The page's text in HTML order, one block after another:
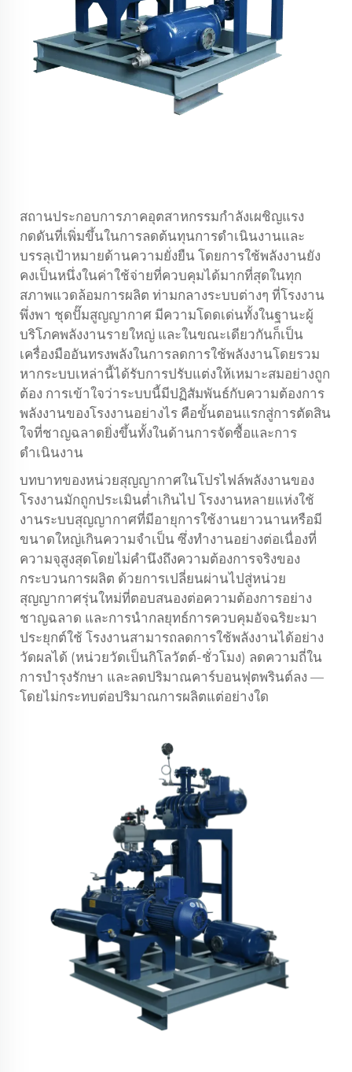
สถานประกอบการภาคอุตสาหกรรมกำลังเผชิญแรง
กดดันที่เพิ่มขึ้นในการลดต้นทุนการดำเนินงานและ
บรรลุเป้าหมายด้านความยั่งยืน โดยการใช้พลังงานยัง
คงเป็นหนึ่งในค่าใช้จ่ายที่ควบคุมได้มากที่สุดในทุก
สภาพแวดล้อมการผลิต ท่ามกลางระบบต่างๆ ที่โรงงาน
พึ่งพา ชุดปั๊มสูญญากาศ มีความโดดเด่นทั้งในฐานะผู้
บริโภคพลังงานรายใหญ่ และในขณะเดียวกันก็เป็น
เครื่องมืออันทรงพลังในการลดการใช้พลังงานโดยรวม
หากระบบเหล่านี้ได้รับการปรับแต่งให้เหมาะสมอย่างถูก
ต้อง การเข้าใจว่าระบบนี้มีปฏิสัมพันธ์กับความต้องการ
พลังงานของโรงงานอย่างไร คือขั้นตอนแรกสู่การตัดสิน
ใจที่ชาญฉลาดยิ่งขึ้นทั้งในด้านการจัดซื้อและการ
ดำเนินงาน
บทบาทของหน่วยสุญญากาศในโปรไฟล์พลังงานของ
โรงงานมักถูกประเมินต่ำเกินไป โรงงานหลายแห่งใช้
งานระบบสุญญากาศที่มีอายุการใช้งานยาวนานหรือมี
ขนาดใหญ่เกินความจำเป็น ซึ่งทำงานอย่างต่อเนื่องที่
ความจุสูงสุดโดยไม่คำนึงถึงความต้องการจริงของ
กระบวนการผลิต ด้วยการเปลี่ยนผ่านไปสู่หน่วย
สุญญากาศรุ่นใหม่ที่ตอบสนองต่อความต้องการอย่าง
ชาญฉลาด และการนำกลยุทธ์การควบคุมอัจฉริยะมา
ประยุกต์ใช้ โรงงานสามารถลดการใช้พลังงานได้อย่าง
วัดผลได้ (หน่วยวัดเป็นกิโลวัตต์-ชั่วโมง) ลดความถี่ใน
การบำรุงรักษา และลดปริมาณคาร์บอนฟุตพรินต์ลง —
โดยไม่กระทบต่อปริมาณการผลิตแต่อย่างใด